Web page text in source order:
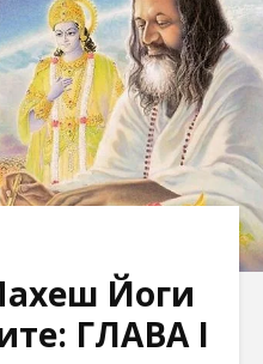
Йоги
ГЛАВА I